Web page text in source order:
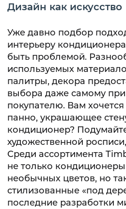
Дизайн как искусство
Уже давно подбор
интерьеру
быть проблемой.
используемых
палитры, декора
выбора даже самому
покупателю. Вам
панно, украшающее
кондиционер?
художественной
Среди ассортимента
не только кондиционеры
необычных цветов, но
стилизованные «под
последние разработки